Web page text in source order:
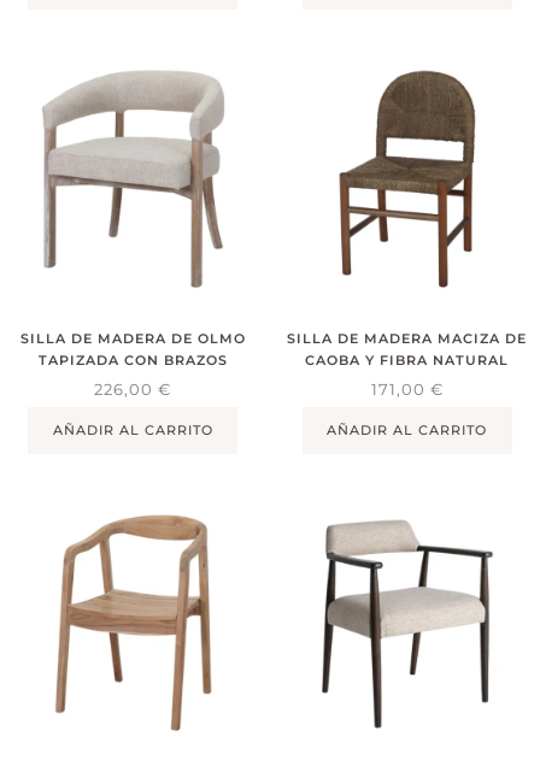
SILLA DE MADERA DE OLMO
TAPIZADA CON BRAZOS
226,00€
AÑADIR AL CARRITO
SILLA DE MADERA MACIZA DE
CAOBA Y FIBRA NATURAL
171,00 €
AÑADIR AL CARRITO